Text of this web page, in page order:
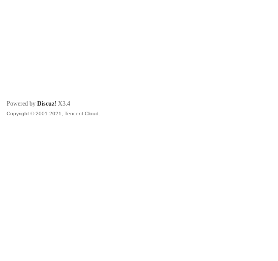
Powered byDiscuz! X3.4
Copyright © 2001-2021, Tencent Cloud.